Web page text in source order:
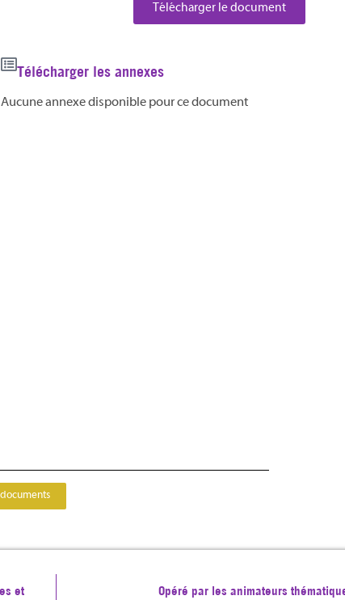
Télécharger le document
Télécharger les annexes
Aucune annexe disponible pour ce document
et Opéré par les animateurs